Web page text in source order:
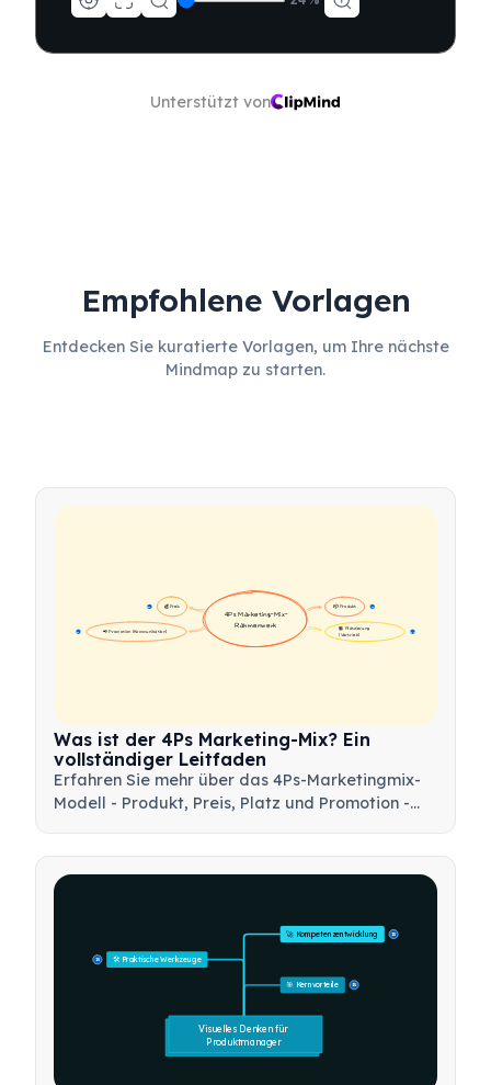
Unterstützt von
Empfohlene Vorlagen
Entdecken Sie kuratierte Vorlagen, um Ihre nächste
Mindmap zu starten.
📦 Produkt
💰 Preis
🏪 Platzierung
(Vertrieb)
17
📢 Promotion (Kommunikation)
17
4Ps Marketing-Mix-
Rahmenwerk
Was ist der 4Ps Marketing-Mix? Ein
vollständiger Leitfaden
Erfahren Sie mehr über das 4Ps-Marketingmix-
Modell - Produkt, Preis, Platz und Promotion -
Marketingstrategien zu entwickeln.
🎯 Kernvorteile 15
🛠️ Praktische Werkzeuge
15
🚀 Kompetenzentwicklung 15
Visuelles Denken für
Produktmanager